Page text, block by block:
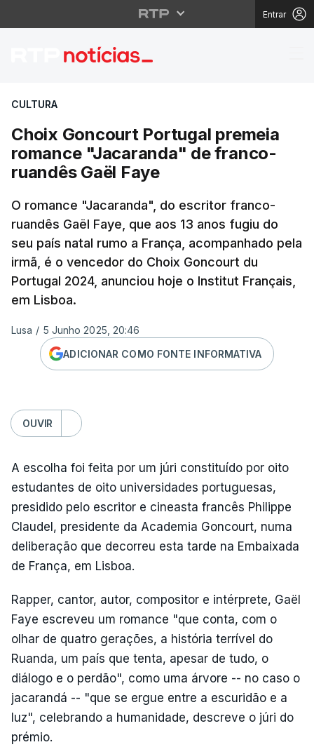
Entrar
Choix Goncourt
CULTURA
Choix Goncourt Portugal premeia
romance "Jacaranda" de franco-
ruandês Gaël Faye
O romance "Jacaranda", do escritor franco-
ruandês Gaël Faye, que aos 13 anos fugiu do
seu país natal rumo a França, acompanhado pela
irmã, é o vencedor do Choix Goncourt du
Portugal 2024, anunciou hoje o Institut Français,
em Lisboa.
Lusa / 5 Junho 2025, 20:46
ADICIONAR COMO FONTE INFORMATIVA
OUVIR
A escolha foi feita por um júri constituído por oito
estudantes de oito universidades portuguesas,
presidido pelo escritor e cineasta francês Philippe
Claudel, presidente da Academia Goncourt, numa
deliberação que decorreu esta tarde na Embaixada
de França, em Lisboa.
Rapper, cantor, autor, compositor e intérprete, Gaël
Faye escreveu um romance "que conta, com o
olhar de quatro gerações, a história terrível do
Ruanda, um país que tenta, apesar de tudo, o
diálogo e o perdão", como uma árvore -- no caso o
jacarandá -- "que se ergue entre a escuridão e a
luz", celebrando a humanidade, descreve o júri do
prémio.